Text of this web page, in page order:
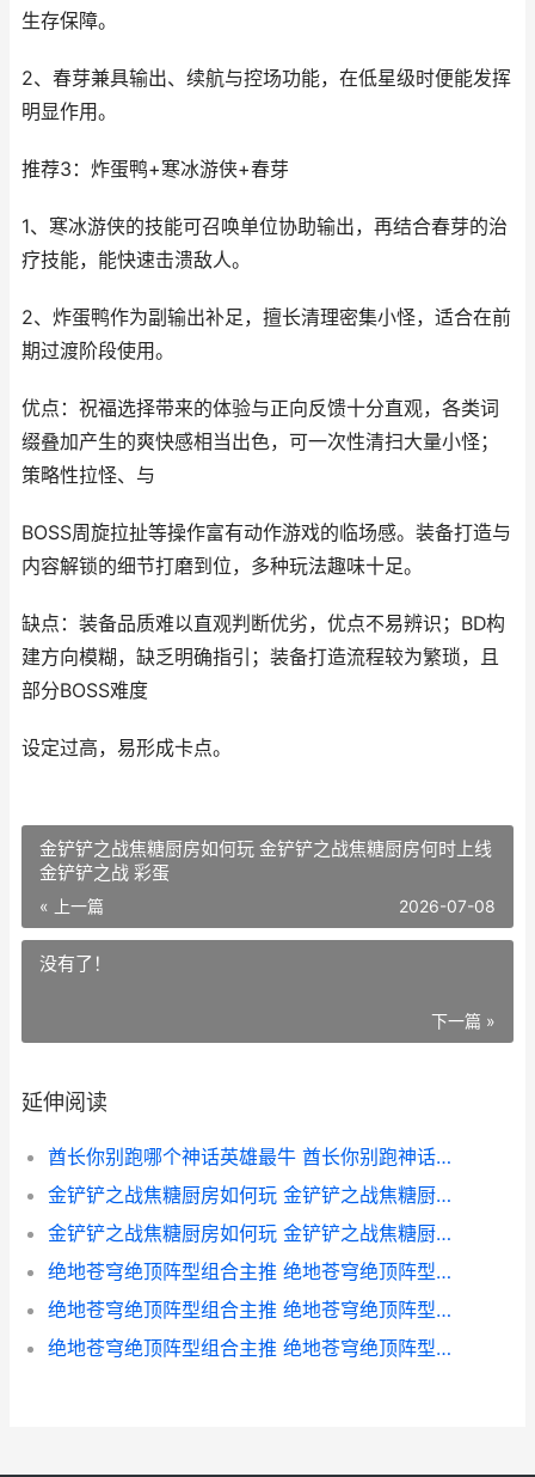
生存保障。
2、春芽兼具输出、续航与控场功能，在低星级时便能发挥
明显作用。
推荐3：炸蛋鸭+寒冰游侠+春芽
1、寒冰游侠的技能可召唤单位协助输出，再结合春芽的治
疗技能，能快速击溃敌人。
2、炸蛋鸭作为副输出补足，擅长清理密集小怪，适合在前
期过渡阶段使用。
优点：祝福选择带来的体验与正向反馈十分直观，各类词
缀叠加产生的爽快感相当出色，可一次性清扫大量小怪；
策略性拉怪、与
BOSS周旋拉扯等操作富有动作游戏的临场感。装备打造与
内容解锁的细节打磨到位，多种玩法趣味十足。
缺点：装备品质难以直观判断优劣，优点不易辨识；BD构
建方向模糊，缺乏明确指引；装备打造流程较为繁琐，且
部分BOSS难度
设定过高，易形成卡点。
金铲铲之战焦糖厨房如何玩 金铲铲之战焦糖厨房何时上线
金铲铲之战 彩蛋
« 上一篇 2026-07-08
没有了！
下一篇 »
延伸阅读
酋长你别跑哪个神话英雄最牛 酋长你别跑神话英雄主推 酋长你别跑哪个武器好
金铲铲之战焦糖厨房如何玩 金铲铲之战焦糖厨房何时上线 金铲铲之战 彩蛋
金铲铲之战焦糖厨房如何玩 金铲铲之战焦糖厨房何时上线 金铲铲之战细节
绝地苍穹绝顶阵型组合主推 绝地苍穹绝顶阵型组合策略 绝地苍狼分集剧情介绍
绝地苍穹绝顶阵型组合主推 绝地苍穹绝顶阵型组合策略 绝地苍穹手游官网
绝地苍穹绝顶阵型组合主推 绝地苍穹绝顶阵型组合策略 绝地苍狼百度百科